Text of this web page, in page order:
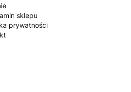
sklepu
prywatności